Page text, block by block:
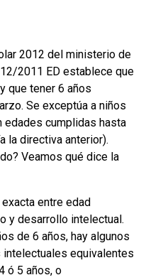
2012 del ministerio de
2011 ED establece que
que tener 6 años
Se exceptúa a niños
edades cumplidas hasta
la directiva anterior).
Veamos qué dice la
entre edad
y desarrollo intelectual.
de 6 años, hay algunos
equivalentes
ó 5 años, o